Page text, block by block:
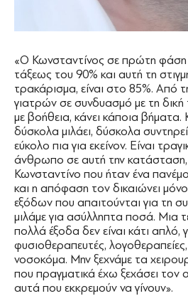
«Ο Κωνσταντίνος σε πρώτη φάση
τάξεως του 90% και αυτή τη
τρακάρισμα, είναι στο 85%. Από
γιατρών σε συνδυασμό με τη δική
με βοήθεια, κάνει κάποια βήματα.
δύσκολα μιλάει, δύσκολα
εύκολο πια για εκείνον. Είναι
άνθρωπο σε αυτή την κατάσταση,
Κωνσταντίνο που ήταν ένα
και η απόφαση τον δικαιώνει
εξόδων που απαιτούνται για τη
μιλάμε για ασύλληπτα ποσά. Μια
πολλά έξοδα δεν είναι κάτι απλό,
φυσιοθεραπευτές, λογοθεραπείες,
νοσοκόμα. Μην ξεχνάμε τα
που πραγματικά έχω ξεχάσει τον
αυτά που εκκρεμούν να γίνουν».